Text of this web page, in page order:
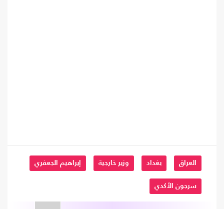
العراق بغداد وزير خارجية إيراهيم الجعفري
سرجون الأكدي